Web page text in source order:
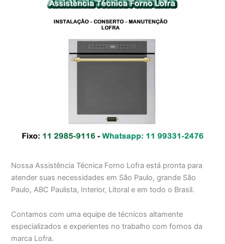
Nossa Assistência Técnica Forno Lofra está pronta para
atender suas necessidades em São Paulo, grande São
Paulo, ABC Paulista, Interior, Litoral e em todo o Brasil.
Contamos com uma equipe de técnicos altamente
especializados e experientes no trabalho com fornos da
marca Lofra.